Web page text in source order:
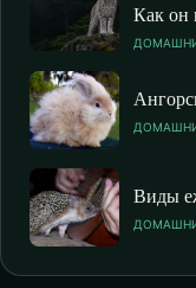
Как он
Виды